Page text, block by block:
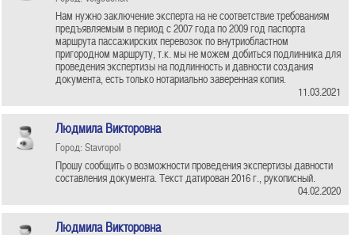
Нам нужно заключение эксперта на не соответствие требованиям
предъявляемым в период с 2007 года по 2009 год паспорта
маршрута пассажирских перевозок по внутриобластном
пригородном маршруту, т.к. мы не можем добиться подлинника для
проведения экспертизы на подлинность и давности создания
документа, есть только нотариально заверенная копия.
11.03.2021
Людмила Викторовна
Город: Stavropol
Прошу сообщить о возможности проведения экспертизы давности
составления документа. Текст датирован 2016 г., рукописный.
04.02.2020
Людмила Викторовна